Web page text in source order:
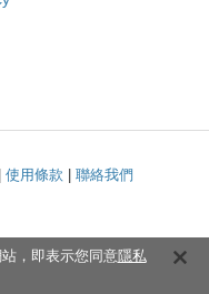
使用條款 聯絡我們
，即表示您同意隱私